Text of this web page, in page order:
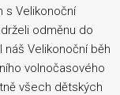
s Velikonoční
odměnu do
Velikonoční běh
volnočasového
všech dětských